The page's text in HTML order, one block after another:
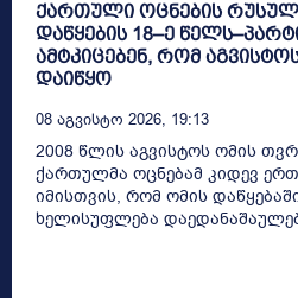
ქართული ოცნების
დაწყების 18–ე
ამტკიცებენ, რომ
დაიწყო
08 Აგვისტო 2026, 19:13
2008 წლის აგვისტოს ომის
ქართულმა ოცნებამ კიდევ
იმისთვის, რომ ომის
ხელისუფლება